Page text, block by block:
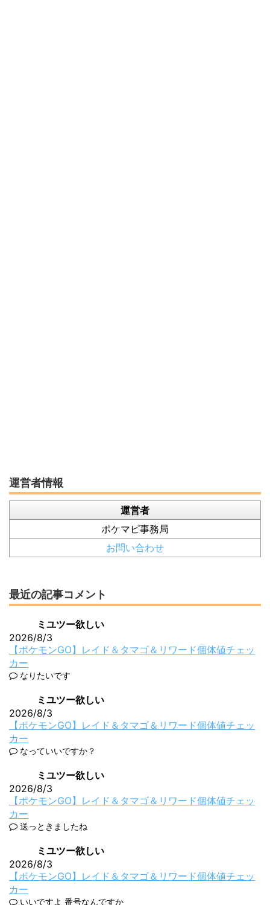
運営者情報
運営者
ポケマピ事務局
お問い合わせ
最近の記事コメント
ミユツー欲しい
2026/8/3
【ポケモンGO】レイド＆タマゴ＆リワード個体値チェッ
カー
なりたいです
ミユツー欲しい
2026/8/3
【ポケモンGO】レイド＆タマゴ＆リワード個体値チェッ
カー
なっていいですか？
ミユツー欲しい
2026/8/3
【ポケモンGO】レイド＆タマゴ＆リワード個体値チェッ
カー
送っときましたね
ミユツー欲しい
2026/8/3
【ポケモンGO】レイド＆タマゴ＆リワード個体値チェッ
カー
いいですよ 番号なんですか